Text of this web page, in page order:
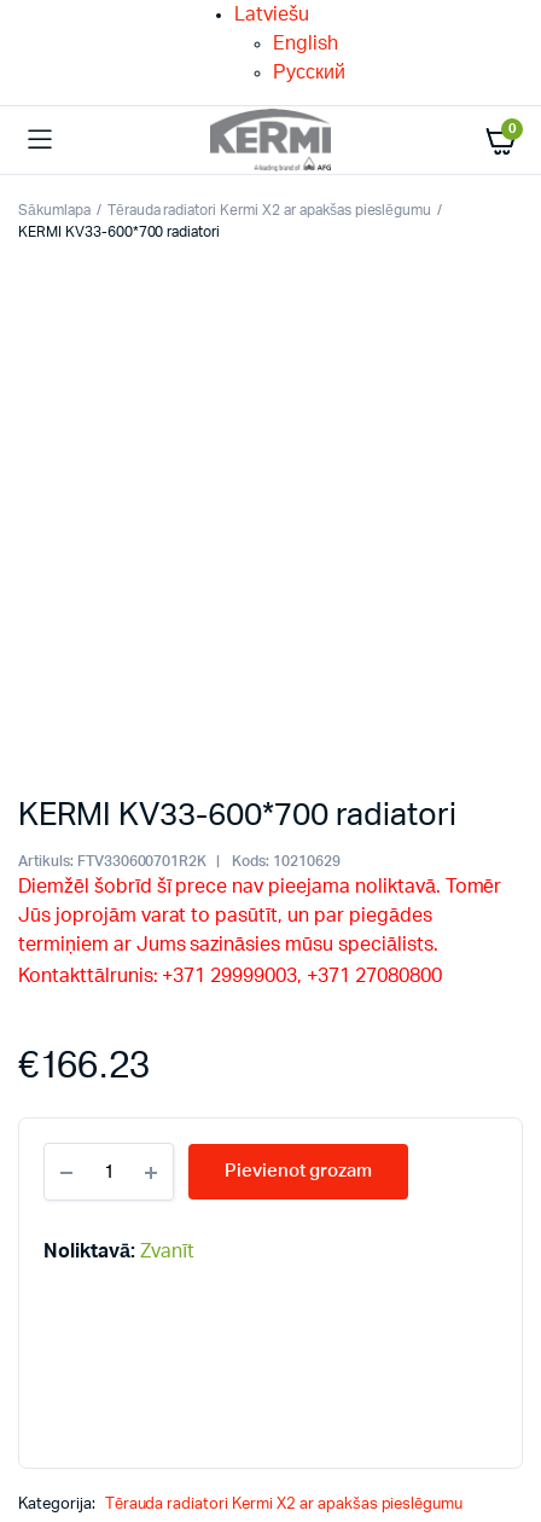
Latviešu
English
Русский
0
Sākumlapa
Tērauda radiatori Kermi X2 ar apakšas pieslēgumu
KERMI KV33-600*700 radiatori
KERMI KV33-600*700 radiatori
Artikuls: FTV330600701R2K Kods: 10210629
Diemžēl šobrīd šī prece nav pieejama noliktavā. Tomēr
Jūs joprojām varat to pasūtīt, un par piegādes
termiņiem ar Jums sazināsies mūsu speciālists.
Kontakttālrunis: +371 29999003, +371 27080800
€166.23
KV33-
600*700
quantity
Pievienot grozam
Noliktavā: Zvanīt
Kategorija: Tērauda radiatori Kermi X2 ar apakšas pieslēgumu